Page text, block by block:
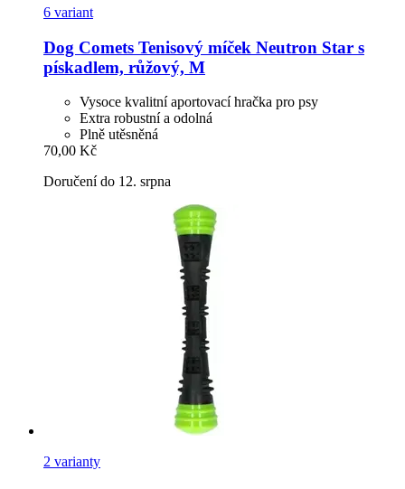
6 variant
Dog Comets Tenisový míček Neutron Star s
pískadlem, růžový, M
Vysoce kvalitní aportovací hračka pro psy
Extra robustní a odolná
Plně utěsněná
70,00 Kč
Doručení do 12. srpna
2 varianty